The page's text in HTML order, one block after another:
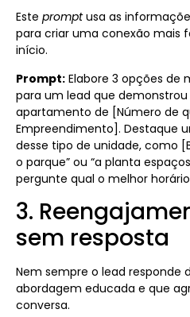
Este promptusa as
para criar uma conexão mais
início.
Prompt: Elabore 3 opções de
para um lead que
apartamento de [Número de
Empreendimento]. Destaque
desse tipo de unidade, como
o parque” ou “a planta
pergunte qual o melhor
3.
sem resposta
Nem sempre o lead responde
abordagem educada e que
conversa.